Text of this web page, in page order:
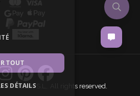
Artisan S.L,. All rights reserved.
TOUT
DÉTAILS